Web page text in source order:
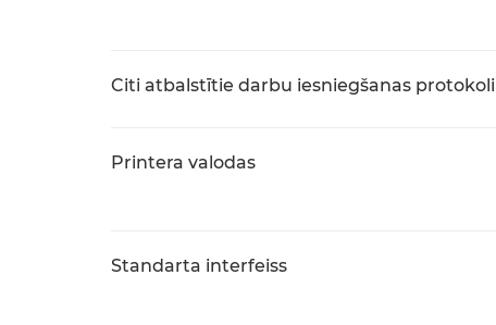
Citi atbalstītie darbu iesniegšanas protokoli
Printera valodas
Standarta interfeiss